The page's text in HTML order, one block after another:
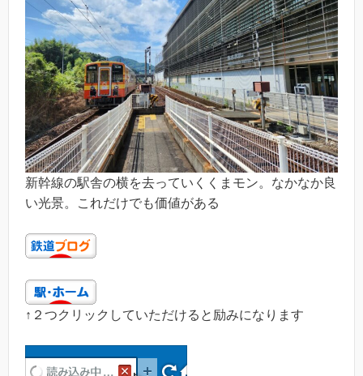
新幹線の駅舎の横を去っていくくまモン。なかなか良
い光景。これだけでも価値がある
↑２つクリックしていただけると励みになります